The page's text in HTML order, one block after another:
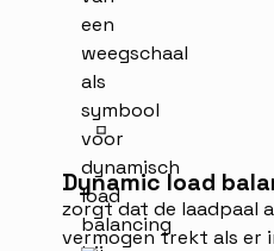
Dynamic load
zorgt dat de laadpaal
vermogen trekt als er